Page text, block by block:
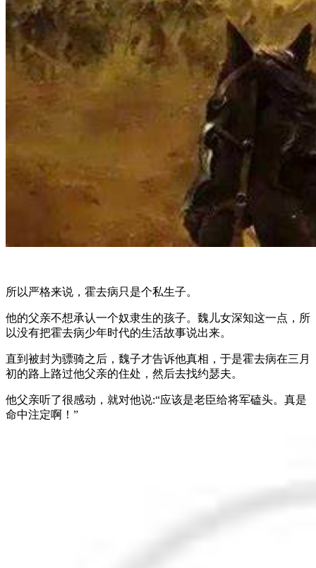
所以严格来说，霍去病只是个私生子。
他的父亲不想承认一个奴隶生的孩子。魏儿女深知这一点，所
以没有把霍去病少年时代的生活故事说出来。
直到被封为骠骑之后，魏子才告诉他真相，于是霍去病在三月
初的路上路过他父亲的住处，然后去找约瑟夫。
他父亲听了很感动，就对他说:“应该是老臣给将军磕头。真是
命中注定啊！”